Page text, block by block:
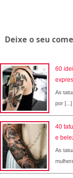
Deixe o seu
60
As
por [...]
40
e
As